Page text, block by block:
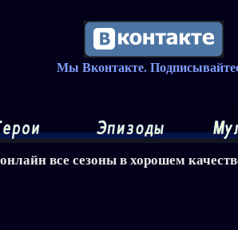
Мы Вконтакте.
все сезоны в хорошем